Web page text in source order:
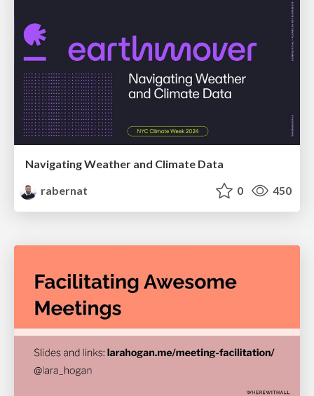
Navigating Weather and Climate Data
rabernat
0 450